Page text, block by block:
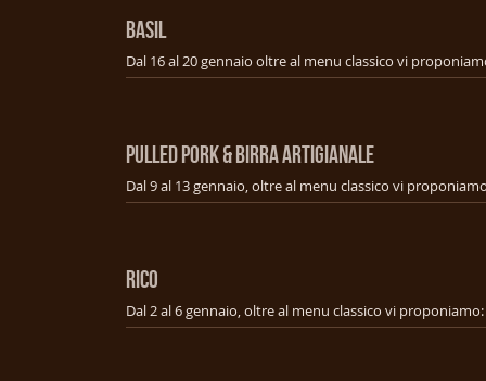
BASIL
PULLED PORK & BIRRA ARTIGIANALE
RICO